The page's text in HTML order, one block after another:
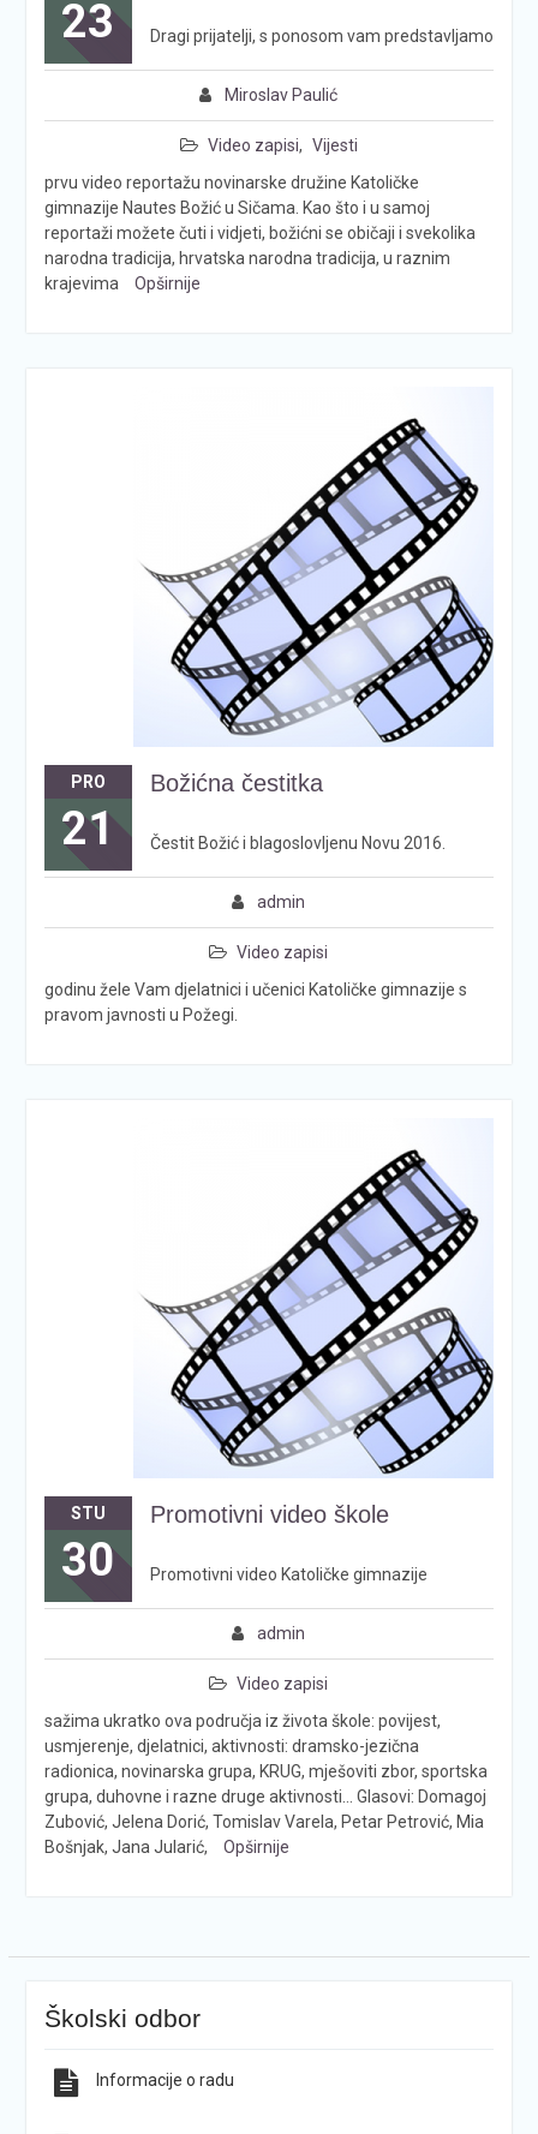
23
Miroslav Paulić
Video zapisi, Vijesti
Dragi prijatelji, s ponosom vam predstavljamo
prvu video reportažu novinarske družine Katoličke
gimnazije Nautes Božić u Sičama. Kao što i u samoj
reportaži možete čuti i vidjeti, božićni se običaji i svekolika
narodna tradicija, hrvatska narodna tradicija, u raznim
krajevima
Opširnije
PRO
21
Božićna čestitka
admin
Video zapisi
Čestit Božić i blagoslovljenu Novu 2016.
godinu žele Vam djelatnici i učenici Katoličke gimnazije s
pravom javnosti u Požegi.
STU
30
Promotivni video škole
admin
Video zapisi
Promotivni video Katoličke gimnazije
sažima ukratko ova područja iz života škole: povijest,
usmjerenje, djelatnici, aktivnosti: dramsko-jezična
radionica, novinarska grupa, KRUG, mješoviti zbor, sportska
grupa, duhovne i razne druge aktivnosti… Glasovi: Domagoj
Zubović, Jelena Dorić, Tomislav Varela, Petar Petrović, Mia
Bošnjak, Jana Jularić,
Opširnije
Školski odbor
Informacije o radu